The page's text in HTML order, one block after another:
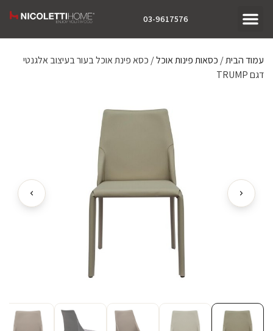
03-9617576
עמוד הבית/ כסאות פינות אוכל/ כסא פינת אוכל בעור בעיצוב אלגנטי
דגם TRUMP